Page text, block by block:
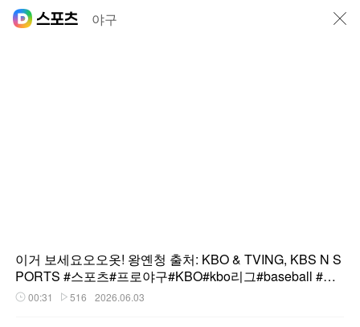
야구
이거 보세요오오옷! 왕옌청 출처: KBO & TVING, KBS N S
PORTS #스포츠#프로야구#KBO#kbo리그#baseball #크
보 #야덕이 #한화이글스 #왕옌청
00:31 516 2026.06.03